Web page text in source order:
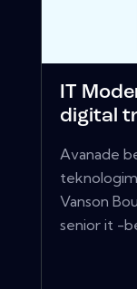
IT
digital
Avanade
Vanson
senior it -